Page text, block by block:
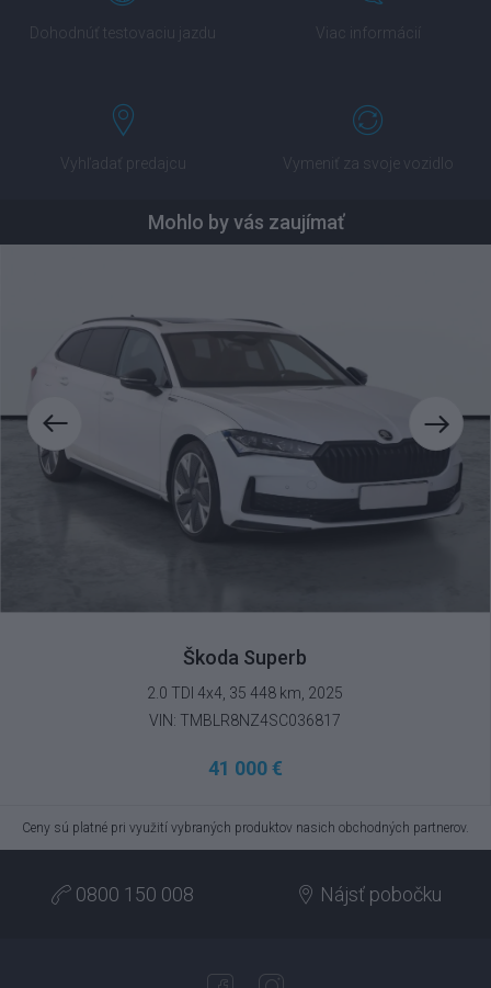
Výhodné financovanie na mieru
povinné zmluvné poistenie alebo havarijné poistenie od
popredných poisťovní.
Komfortná výmena auta
prevezmeme všetky právne záruky.
Dohodnúť testovaciu jazdu Viac informácií
Vyhľadať predajcu Vymeniť za svoje vozidlo
Mohlo by vás zaujímať
Škoda Superb
2.0 TDI 4x4, 35 448 km, 2025
VIN: TMBLR8NZ4SC036817
41 000 €
Ceny sú platné pri využití vybraných produktov nasich obchodných partnerov.
0800 150 008 Nájsť pobočku